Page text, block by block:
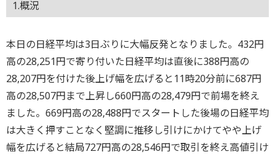
1.概況
本日の日経平均は3日ぶりに大幅反発となりました。432円
高の28,251円で寄り付いた日経平均は直後に388円高の
28,207円を付けた後上げ幅を広げると11時20分前に687円
高の28,507円まで上昇し660円高の28,479円で前場を終え
ました。669円高の28,488円でスタートした後場の日経平均
は大きく押すことなく堅調に推移し引けにかけてやや上げ
幅を広げると結局727円高の28,546円で取引を終え高値引け